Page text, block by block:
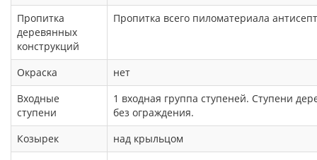
Пропитка
деревянных
конструкций
Пропитка всего пиломатериала
Окраска
нет
Входные
ступени
1 входная группа ступеней. Ступени
без ограждения.
Козырек
над крыльцом